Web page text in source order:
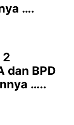
….
2
dan BPD
…..